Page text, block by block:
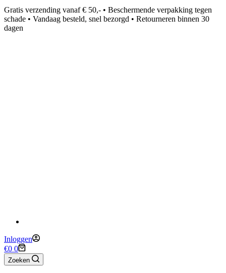
Gratis verzending vanaf € 50,- • Beschermende verpakking tegen
schade • Vandaag besteld, snel bezorgd • Retourneren binnen 30
dagen
Inloggen
Winkelwagen
€0 0
Zoeken